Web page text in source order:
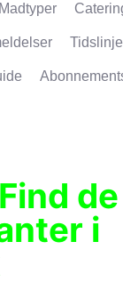
Madtyper
Tidslinje
de
i